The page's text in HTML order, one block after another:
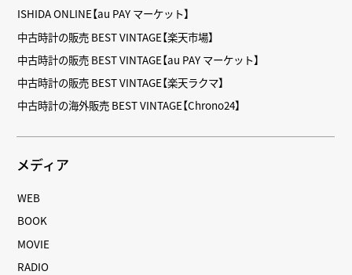
ISHIDA ONLINE【au PAY マーケット】
中古時計の販売 BEST VINTAGE【楽天市場】
中古時計の販売 BEST VINTAGE【au PAY マーケット】
中古時計の販売 BEST VINTAGE【楽天ラクマ】
中古時計の海外販売 BEST VINTAGE【Chrono24】
メディア
WEB
BOOK
MOVIE
RADIO